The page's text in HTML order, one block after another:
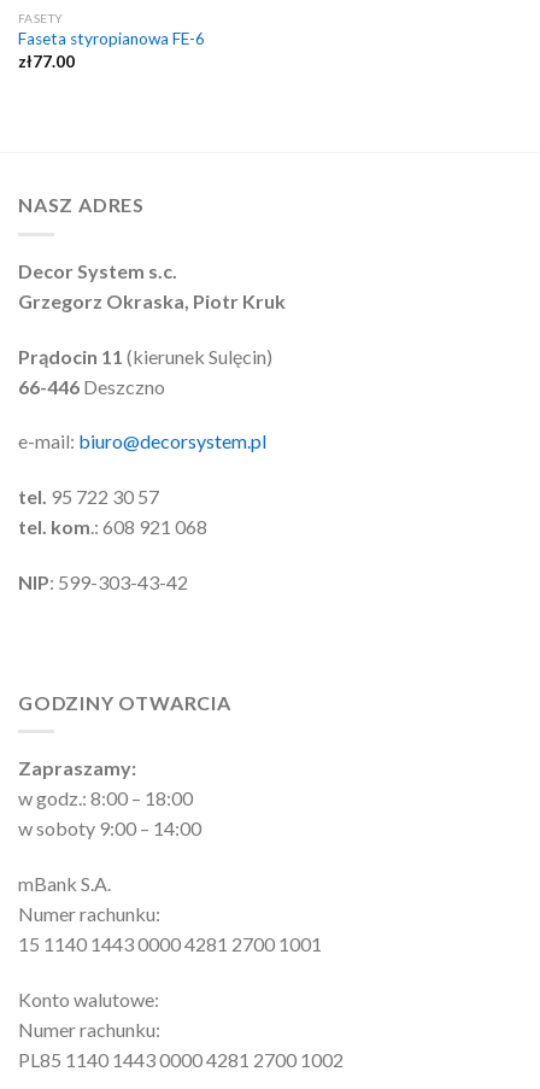
FASETY
Faseta styropianowa FE-6
zł77.00
NASZ ADRES
Decor System s.c.
Grzegorz Okraska, Piotr Kruk
Prądocin 11 (kierunek Sulęcin)
66-446 Deszczno
e-mail: biuro@decorsystem.pl
tel. 95 722 30 57
tel. kom.: 608 921 068
NIP: 599-303-43-42
GODZINY OTWARCIA
Zapraszamy:
w godz.: 8:00 – 18:00
w soboty 9:00 – 14:00
mBank S.A.
Numer rachunku:
15 1140 1443 0000 4281 2700 1001
Konto walutowe:
Numer rachunku:
PL85 1140 1443 0000 4281 2700 1002